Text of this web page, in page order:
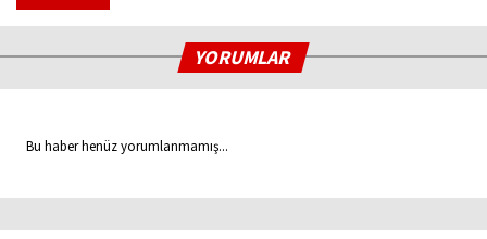
YORUMLAR
Bu haber henüz yorumlanmamış...